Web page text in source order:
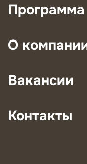
Программа
О
Вакансии
Контакты